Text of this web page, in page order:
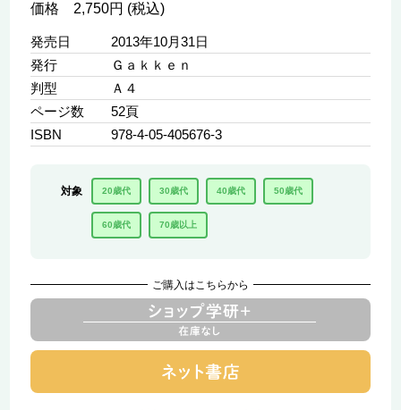
価格 2,750円 (税込)
発売日
2013年10月31日
発行
Ｇａｋｋｅｎ
判型
Ａ４
ページ数
52頁
ISBN
978-4-05-405676-3
対象 20歳代 30歳代 40歳代 50歳代
60歳代 70歳以上
ご購入はこちらから